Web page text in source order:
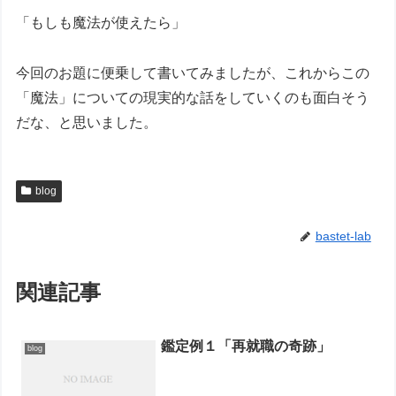
「もしも魔法が使えたら」
今回のお題に便乗して書いてみましたが、これからこの
「魔法」についての現実的な話をしていくのも面白そう
だな、と思いました。
blog
bastet-lab
関連記事
blog 鑑定例１「再就職の奇跡」